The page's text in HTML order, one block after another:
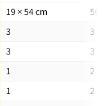
19 × 54 cm
56
3
3
3
3
1
2
1
2